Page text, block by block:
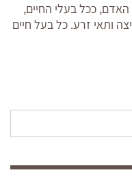
האדם, ככל בעלי החיים,
ותאי זרע. כל בעל חיים